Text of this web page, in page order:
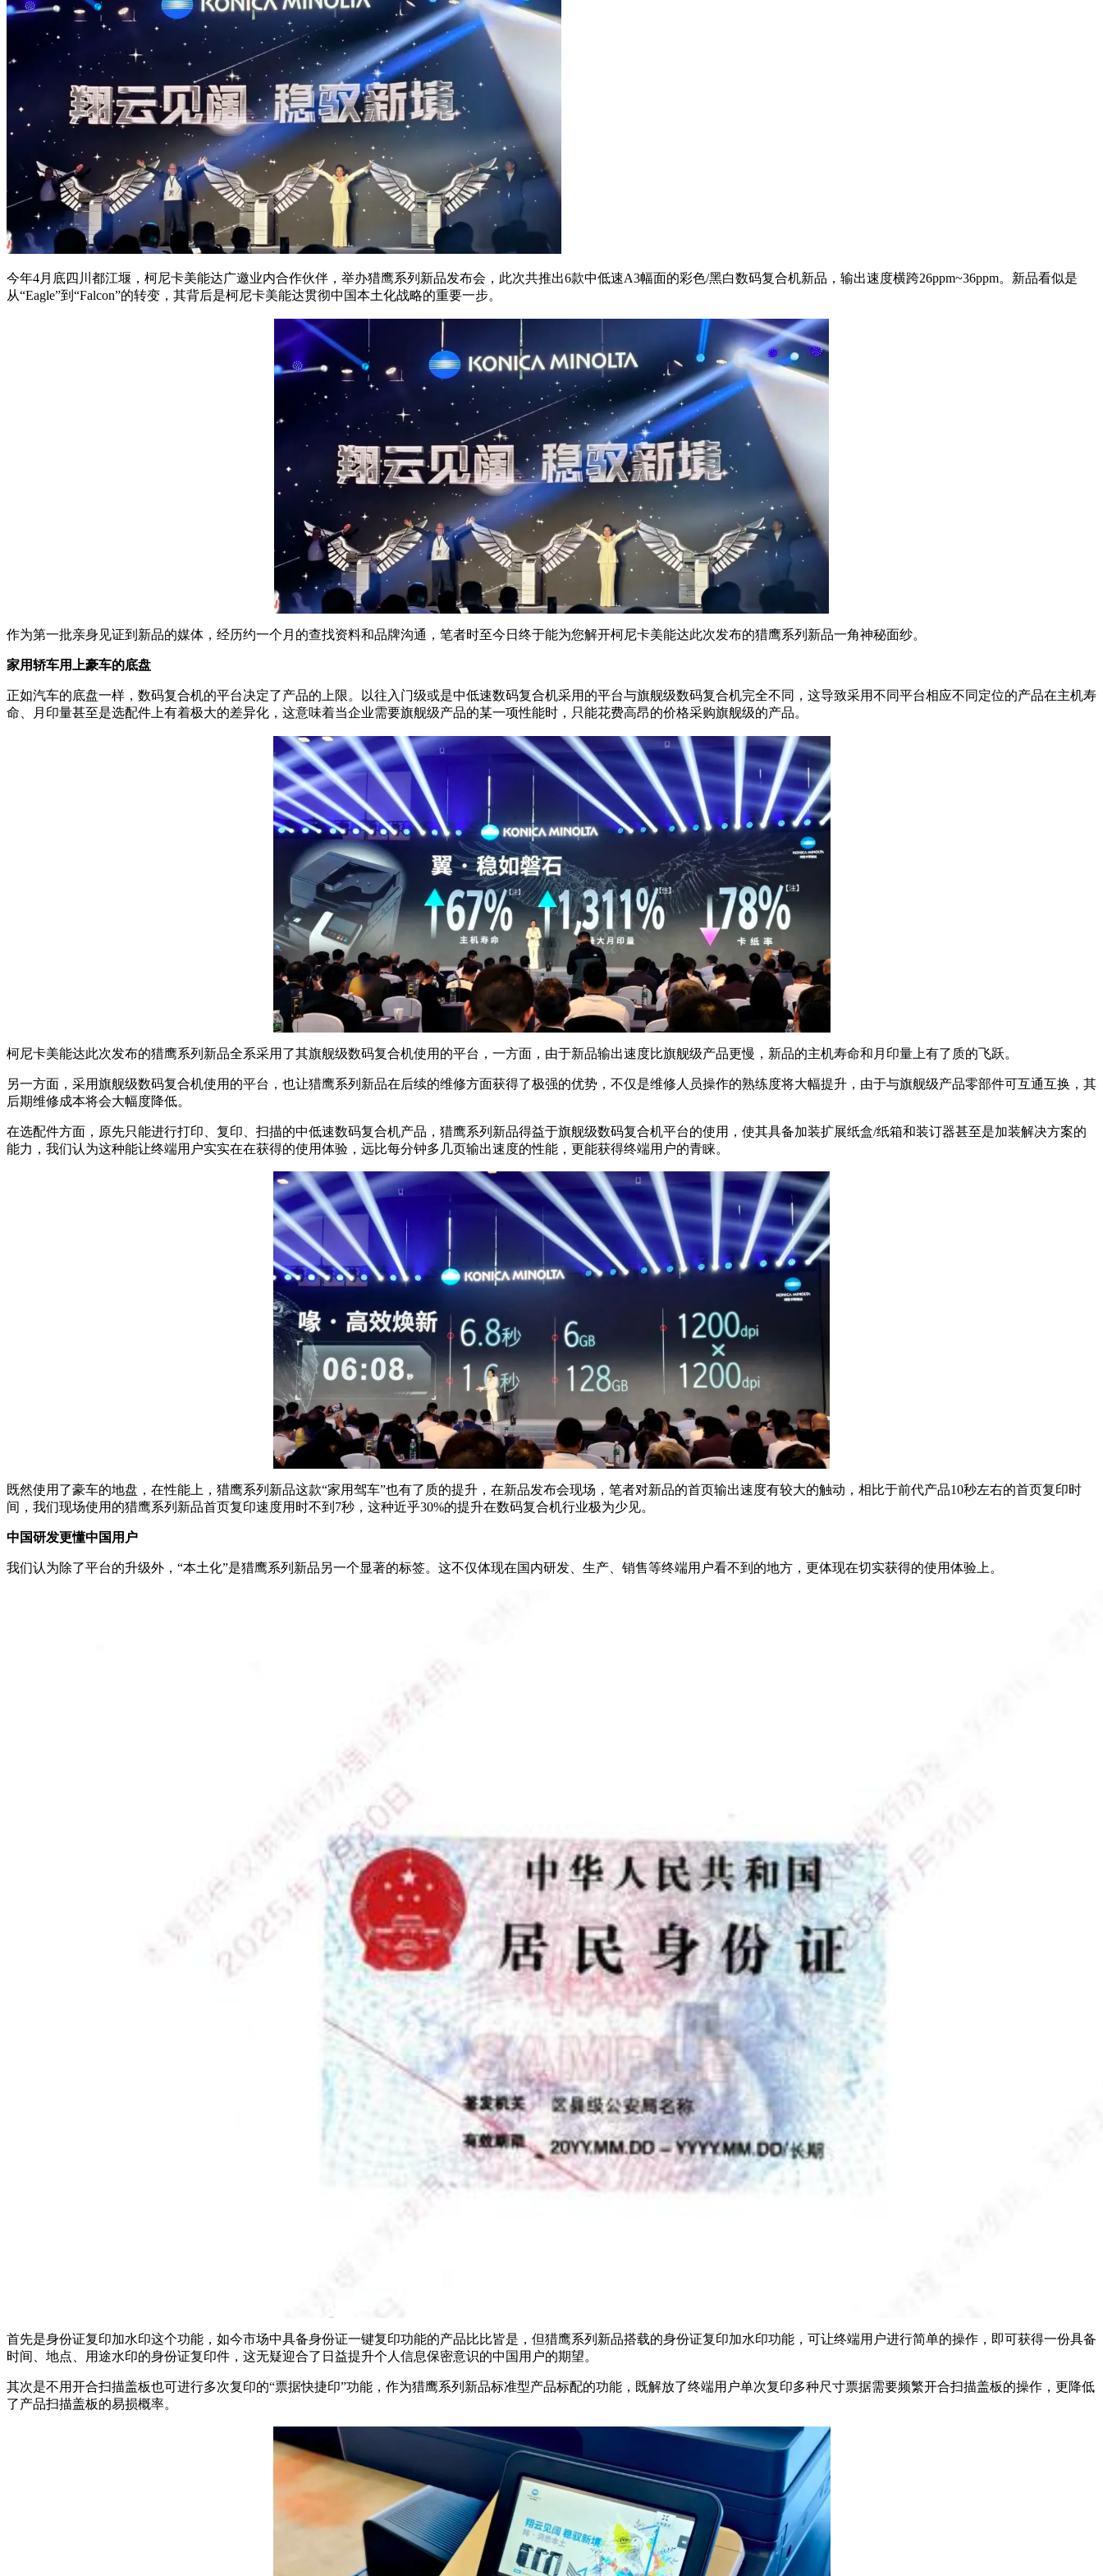
今年4月底四川都江堰，柯尼卡美能达广邀业内合作伙伴，举办猎鹰系列新品发布会，此次共推出6款中低速A3幅面的彩色/黑白数码复合机新品，输出速度横跨26ppm~36ppm。新品看似是
从“Eagle”到“Falcon”的转变，其背后是柯尼卡美能达贯彻中国本土化战略的重要一步。
作为第一批亲身见证到新品的媒体，经历约一个月的查找资料和品牌沟通，笔者时至今日终于能为您解开柯尼卡美能达此次发布的猎鹰系列新品一角神秘面纱。
家用轿车用上豪车的底盘
正如汽车的底盘一样，数码复合机的平台决定了产品的上限。以往入门级或是中低速数码复合机采用的平台与旗舰级数码复合机完全不同，这导致采用不同平台相应不同定位的产品在主机寿
命、月印量甚至是选配件上有着极大的差异化，这意味着当企业需要旗舰级产品的某一项性能时，只能花费高昂的价格采购旗舰级的产品。
柯尼卡美能达此次发布的猎鹰系列新品全系采用了其旗舰级数码复合机使用的平台，一方面，由于新品输出速度比旗舰级产品更慢，新品的主机寿命和月印量上有了质的飞跃。
另一方面，采用旗舰级数码复合机使用的平台，也让猎鹰系列新品在后续的维修方面获得了极强的优势，不仅是维修人员操作的熟练度将大幅提升，由于与旗舰级产品零部件可互通互换，其
后期维修成本将会大幅度降低。
在选配件方面，原先只能进行打印、复印、扫描的中低速数码复合机产品，猎鹰系列新品得益于旗舰级数码复合机平台的使用，使其具备加装扩展纸盒/纸箱和装订器甚至是加装解决方案的
能力，我们认为这种能让终端用户实实在在获得的使用体验，远比每分钟多几页输出速度的性能，更能获得终端用户的青睐。
既然使用了豪车的地盘，在性能上，猎鹰系列新品这款“家用驾车”也有了质的提升，在新品发布会现场，笔者对新品的首页输出速度有较大的触动，相比于前代产品10秒左右的首页复印时
间，我们现场使用的猎鹰系列新品首页复印速度用时不到7秒，这种近乎30%的提升在数码复合机行业极为少见。
中国研发更懂中国用户
我们认为除了平台的升级外，“本土化”是猎鹰系列新品另一个显著的标签。这不仅体现在国内研发、生产、销售等终端用户看不到的地方，更体现在切实获得的使用体验上。
首先是身份证复印加水印这个功能，如今市场中具备身份证一键复印功能的产品比比皆是，但猎鹰系列新品搭载的身份证复印加水印功能，可让终端用户进行简单的操作，即可获得一份具备
时间、地点、用途水印的身份证复印件，这无疑迎合了日益提升个人信息保密意识的中国用户的期望。
其次是不用开合扫描盖板也可进行多次复印的“票据快捷印”功能，作为猎鹰系列新品标准型产品标配的功能，既解放了终端用户单次复印多种尺寸票据需要频繁开合扫描盖板的操作，更降低
了产品扫描盖板的易损概率。